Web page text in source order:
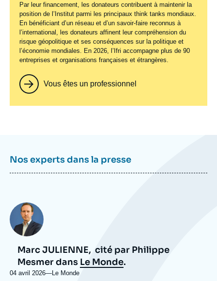
Par leur financement, les donateurs contribuent à maintenir la
position de l’Institut parmi les principaux think tanks mondiaux.
En bénéficiant d’un réseau et d’un savoir-faire reconnus à
l’international, les donateurs affinent leur compréhension du
risque géopolitique et ses conséquences sur la politique et
l’économie mondiales. En 2026, l’Ifri accompagne plus de 90
entreprises et organisations françaises et étrangères.
Vous êtes un professionnel
Nos experts dans la presse
Photo
Marc JULIENNE, cité par Philippe
Mesmer dans Le Monde.
04 avril 2026— Nom
Le Monde